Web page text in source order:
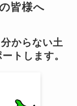
皆様へ
からない土
トします。